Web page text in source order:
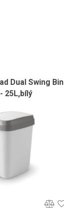
Dual Swing Bin
25L,bílý